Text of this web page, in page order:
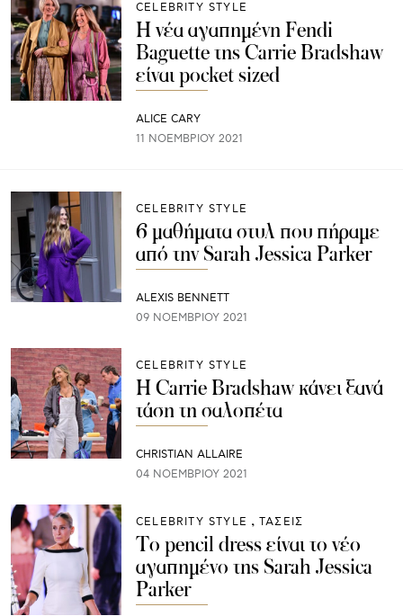
CELEBRITY STYLE
Η νέα αγαπημένη Fendi
Baguette της Carrie Bradshaw
είναι pocket sized
ALICE CARY
11 ΝΟΕΜΒΡΊΟΥ 2021
CELEBRITY STYLE
6 μαθήματα στυλ που πήραμε
από την Sarah Jessica Parker
ALEXIS BENNETT
09 ΝΟΕΜΒΡΊΟΥ 2021
CELEBRITY STYLE
Η Carrie Bradshaw κάνει ξανά
τάση τη σαλοπέτα
CHRISTIAN ALLAIRE
04 ΝΟΕΜΒΡΊΟΥ 2021
CELEBRITY STYLE ΤΑΣΕΙΣ
Το pencil dress είναι το νέο
αγαπημένο της Sarah Jessica
Parker